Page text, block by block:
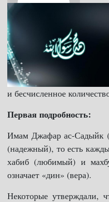
и бесчисленное
Первая подробность:
Имам Джафар ас-Садыйк
(надежный), то есть
хабиб (любимый) и
означает «дин» (вера).
Некоторые утверждали,